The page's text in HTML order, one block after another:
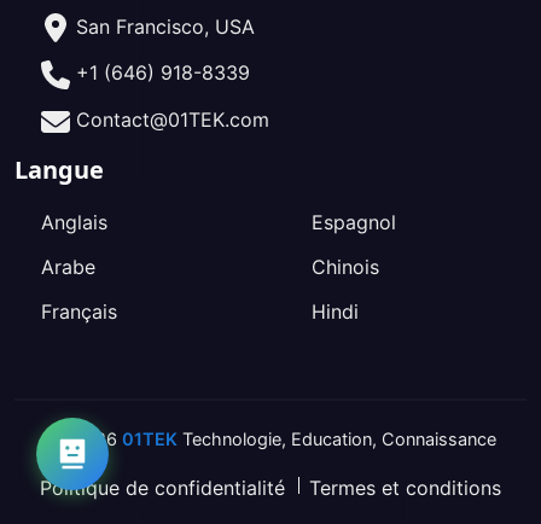
San Francisco, USA
+1 (646) 918-8339
Contact@01TEK.com
Langue
Anglais
Arabe
Français
Espagnol
Chinois
Hindi
2026 01TEK Technologie, Education, Connaissance
Politique de confidentialité Termes et conditions